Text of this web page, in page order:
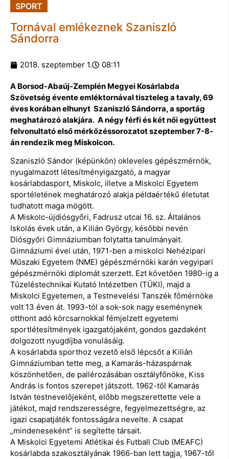
SPORT
Tornával emlékeznek Szaniszló
Sándorra
2018. szeptember 1. 08:11
A Borsod-Abaúj-Zemplén Megyei Kosárlabda
Szövetség évente emléktornával tiszteleg a tavaly, 69
éves korában elhunyt Szaniszló Sándorra, a sportág
meghatározó alakjára. A négy férfi és két női együttest
felvonultató első mérkőzéssorozatot szeptember 7-8-
án rendezik meg Miskolcon.
Szaniszló Sándor (képünkön) okleveles gépészmérnök,
nyugalmazott létesítményigazgató, a magyar
kosárlabdasport, Miskolc, illetve a Miskolci Egyetem
sportéletének meghatározó alakja példaértékű életutat
tudhatott maga mögött.
A Miskolc-újdiósgyőri, Fadrusz utcai 16. sz. Általános
Iskolás évek után, a Kilián György, későbbi nevén
Diósgyőri Gimnáziumban folytatta tanulmányait.
Gimnáziumi évei után, 1971-ben a miskolci Nehézipari
Műszaki Egyetem (NME) gépészmérnöki karán vegyipari
gépészmérnöki diplomát szerzett. Ezt követően 1980-ig a
Tüzeléstechnikai Kutató Intézetben (TÜKI), majd a
Miskolci Egyetemen, a Testnevelési Tanszék főmérnöke
volt 13 éven át. 1993-tól a sok-sok nagy eseménynek
otthont adó körcsarnokkal fémjelzett egyetemi
sportlétesítmények igazgatójaként, gondos gazdaként
dolgozott nyugdíjba vonulásáig.
A kosárlabda sporthoz vezető első lépcsőt a Kilián
Gimnáziumban tette meg, a Kamarás-házaspárnak
köszönhetően, de pallérozásában osztályfőnöke, Kiss
András is fontos szerepet játszott. 1962-től Kamarás
István testnevelőjeként, előbb megszerettette vele a
játékot, majd rendszerességre, fegyelmezettségre, az
igazi csapatjáték fontosságára nevelte. A csapat
„mindeneseként” is segítette társait.
A Miskolci Egyetemi Atlétikai és Futball Club (MEAFC)
kosárlabda szakosztályának 1966-ban lett tagja, 1967-től